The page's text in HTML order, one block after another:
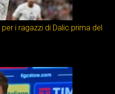
i ragazzi di Dalic prima del